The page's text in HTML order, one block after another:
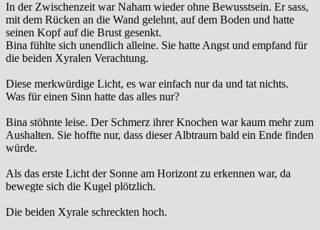
In der Zwischenzeit war Naham wieder ohne Bewusstsein. Er sass,
mit dem Rücken an die Wand gelehnt, auf dem Boden und hatte
seinen Kopf auf die Brust gesenkt.
Bina fühlte sich unendlich alleine. Sie hatte Angst und empfand für
die beiden Xyralen Verachtung.
Diese merkwürdige Licht, es war einfach nur da und tat nichts.
Was für einen Sinn hatte das alles nur?
Bina stöhnte leise. Der Schmerz ihrer Knochen war kaum mehr zum
Aushalten. Sie hoffte nur, dass dieser Albtraum bald ein Ende finden
würde.
Als das erste Licht der Sonne am Horizont zu erkennen war, da
bewegte sich die Kugel plötzlich.
Die beiden Xyrale schreckten hoch.